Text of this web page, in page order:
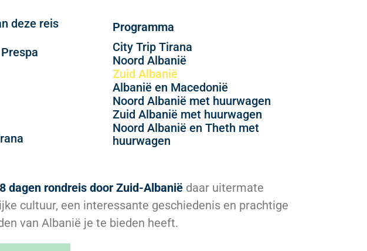
deze reis
Programma
City Trip Tirana
Noord Albanië
Zuid Albanië
Albanië en Macedonië
Noord Albanië met huurwagen
Zuid Albanië met huurwagen
Noord Albanië en Theth met
huurwagen
8 dagen rondreis door Zuid-Albanië daar uitermate
cultuur, een interessante geschiedenis en prachtige
van Albanië je te bieden heeft.